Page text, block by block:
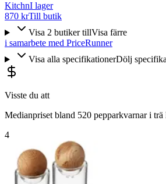
KitchnI lager
870 krTill butik
Visa 2 butiker tillVisa färre
i samarbete med PriceRunner
Visa alla specifikationerDölj
Visste du att
Medianpriset bland 520 pepparkvarnar i trä
4